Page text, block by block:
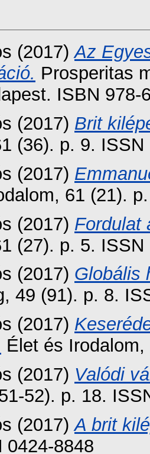
(2017)Az
Prosperitas
ISBN 978-
(2017) Brit
(36). p. 9. ISSN
(2017)
61 (21).
(2017) Fordulat
(27). p. 5. ISSN
(2017) Globális
49 (91). p. 8.
(2017)
Élet és
(2017) Valódi
52). p. 18.
(2017)A brit
0424-8848